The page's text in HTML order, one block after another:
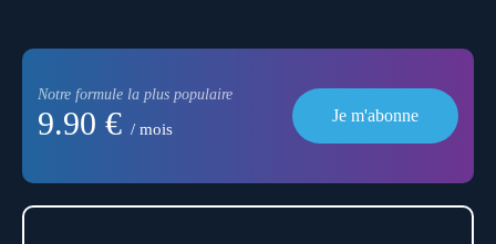
Notre formule la plus populaire
9.90 € / mois
Je m'abonne